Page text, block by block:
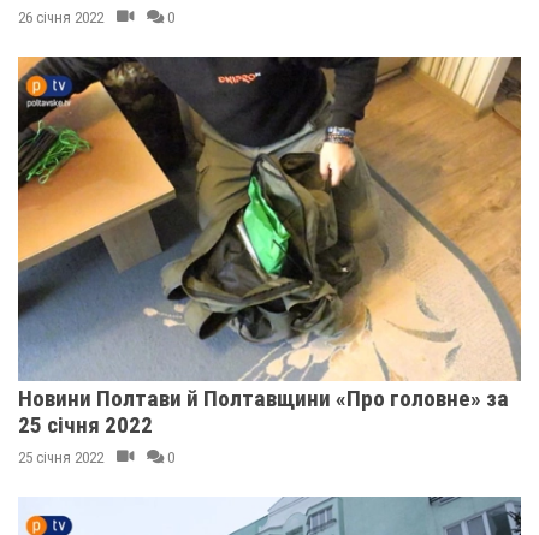
26 січня 2022 0
Новини Полтави й Полтавщини «Про головне» за
25 січня 2022
25 січня 2022 0